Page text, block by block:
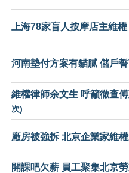
上海78家盲人按摩店主維
河南墊付方案有貓膩 儲戶
維權律師余文生 呼籲徹查
次)
廠房被強拆 北京企業家維
開課吧欠薪 員工聚集北京